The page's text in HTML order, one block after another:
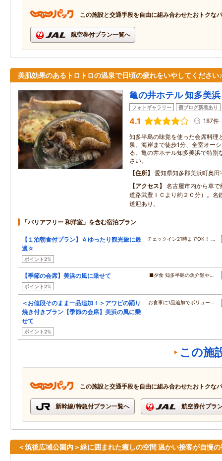
この施設と交通手段を自由に組み合わせたおトクな
航空券付プラン一覧へ
美肌効果のあるトロトロの温泉で日頃の疲れをいやしてください♪
亀の井ホテル 知多美浜
フォトギャラリー 宿ブログ新着あり
4.1 187件
知多半島の味覚を使った会席料理
泉。海岸まで徒歩1分、全室オー
る、亀の井ホテル知多美浜で特別
さい。
住所
愛知県知多郡美浜町奥田
アクセス
名古屋市内から車
道路武豊ＩＣより約２０分）。名
送迎あり。
「バリアフリー 和洋室」を含む宿泊プラン
【１泊朝食付プラン】☆ゆったり観光旅に最
適☆
ポイント2%
チェックイン21時までOK！ …
【季節の会席】美浜の風に乗せて
ポイント2%
■夕食 知多半島の魚介類や…
＜お値段そのまま一品追加！＞アワビの踊り
焼き付きプラン【季節の会席】美浜の風に乗
せて
ポイント2%
お食事に1品追加でボリュー…
この施
この施設と交通手段を自由に組み合わせたおトクな
新幹線/特急付プラン一覧へ 航空券付プラ
＜筑後広域公園内＞緑に囲まれた癒しの空間 温かい接客が自慢の